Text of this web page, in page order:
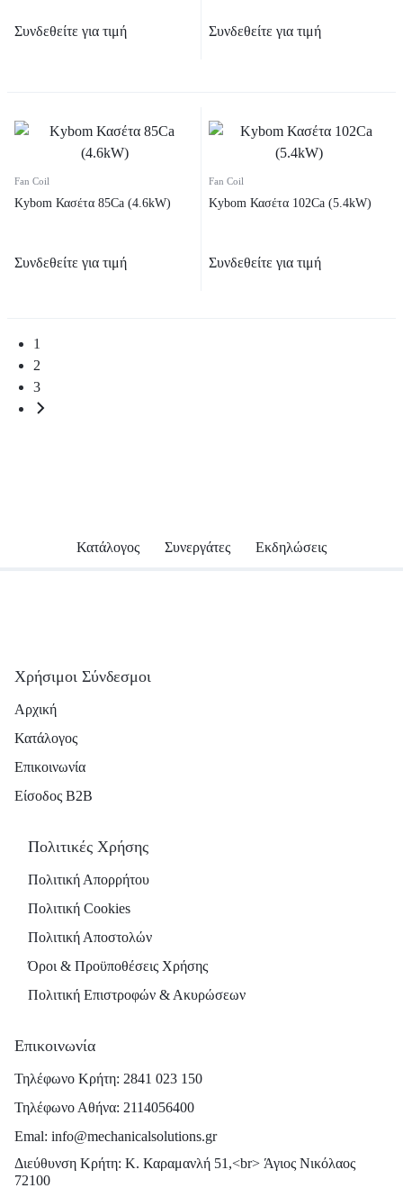
Συνδεθείτε για τιμή Συνδεθείτε για τιμή
Fan Coil
Kybom Κασέτα 85Ca (4.6kW)
Συνδεθείτε για τιμή
Fan Coil
Kybom Κασέτα 102Ca (5.4kW)
Συνδεθείτε για τιμή
1
2
3
Κατάλογος Συνεργάτες Εκδηλώσεις
Χρήσιμοι Σύνδεσμοι
Αρχική
Κατάλογος
Επικοινωνία
Είσοδος B2B
Πολιτικές Χρήσης
Πολιτική Απορρήτου
Πολιτική Cookies
Πολιτική Αποστολών
Όροι & Προϋποθέσεις Χρήσης
Πολιτική Επιστροφών & Ακυρώσεων
Επικοινωνία
Τηλέφωνο Κρήτη: 2841 023 150
Τηλέφωνο Αθήνα: 2114056400
Emal: info@mechanicalsolutions.gr
Διεύθυνση Κρήτη: Κ. Καραμανλή 51,<br> Άγιος Νικόλαος
72100